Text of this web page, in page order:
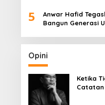
5
Anwar Hafid
Bangun Generasi
Opini
Ketika
Catatan